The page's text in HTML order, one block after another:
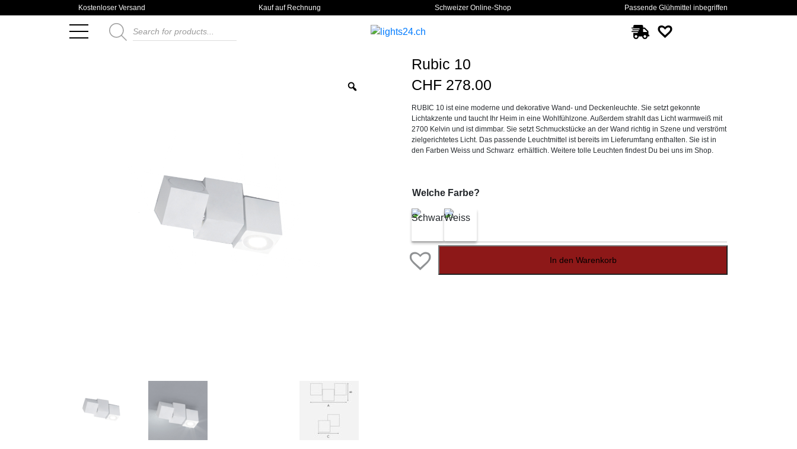
Kostenloser Versand Kauf auf Rechnung Schweizer Online-Shop Passende Glühmittel inbegriffen
Products
search
Rubic 10
CHF 278.00
RUBIC 10 ist eine moderne und dekorative Wand- und Deckenleuchte. Sie setzt gekonnte
Lichtakzente und taucht Ihr Heim in eine Wohlfühlzone. Außerdem strahlt das Licht warmweiß mit
2700 Kelvin und ist dimmbar. Sie setzt Schmuckstücke an der Wand richtig in Szene und verströmt
zielgerichtetes Licht. Das passende Leuchtmittel ist bereits im Lieferumfang enthalten. Sie ist in
den Farben Weiss und Schwarz erhältlich. Weitere tolle Leuchten findest Du bei uns im Shop.
Welche Farbe?
In den Warenkorb